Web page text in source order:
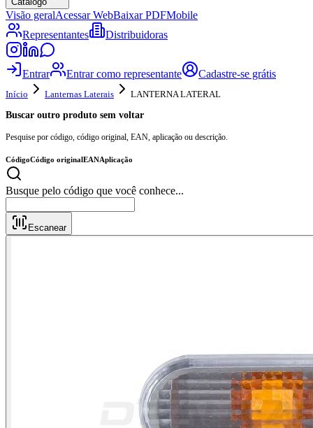
Visão geralAcessar WebBaixar PDFMobile
Representantes
Distribuidoras
Entrar Entrar como representante Cadastre-se grátis
Início Lanternas Laterais
LANTERNA LATERAL
Buscar outro produto sem voltar
Pesquise por código, código original, EAN, aplicação ou descrição.
CódigoCódigo originalEANAplicação
Busque pelo código que você conhec
Escanear